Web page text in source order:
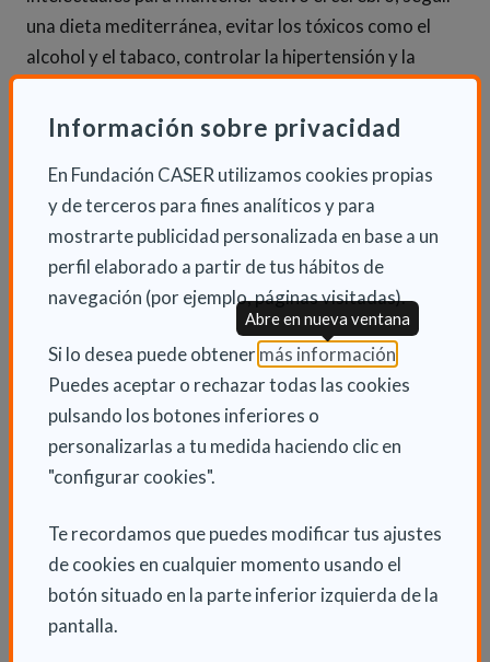
Información sobre privacidad
En Fundación CASER utilizamos cookies propias
y de terceros para fines analíticos y para
mostrarte publicidad personalizada en base a un
perfil elaborado a partir de tus hábitos de
navegación (por ejemplo, páginas visitadas).
Si lo desea puede obtener más información
Puedes aceptar o rechazar todas las cookies
pulsando los botones inferiores o
personalizarlas a tu medida haciendo clic en
"configurar cookies".
Te recordamos que puedes modificar tus ajustes
de cookies en cualquier momento usando el
botón situado en la parte inferior izquierda de la
pantalla.
Abre en nueva ventana
una dieta mediterránea, evitar los tóxicos como el
alcohol y el tabaco, controlar la hipertensión y la
buscando la socialización, entre otras.
Se estima que hasta el 90% de los casos de ictus y el
30% de los casos de Alzheimer y epilepsia se podrían
llegar a evitar con estas medidas cerebrosaludables.
INFORMACIÓN ADICIONAL
Mié 4 Octubre 2023
Actualidad
Consulta nuestra área de Discapacidad
Consulta otras Noticias de Actualidad